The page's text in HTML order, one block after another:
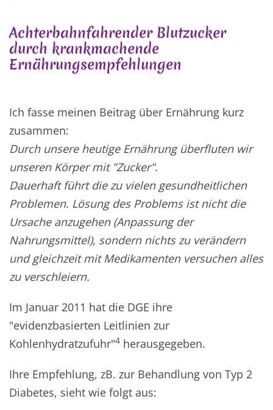
Achterbahnfahrender Blutzucker
durch krankmachende
Ernährungsempfehlungen
Ich fasse meinen Beitrag über Ernährung kurz
zusammen:
Durch unsere heutige Ernährung überfluten wir
unseren Körper mit "Zucker".
Dauerhaft führt die zu vielen gesundheitlichen
Problemen. Lösung des Problems ist nicht die
Ursache anzugehen (Anpassung der
Nahrungsmittel), sondern nichts zu verändern
und gleichzeit mit Medikamenten versuchen alles
zu verschleiern.
Im Januar 2011 hat die DGE ihre
"evidenzbasierten Leitlinien zur
Kohlenhydratzufuhr"4 herausgegeben.
Ihre Empfehlung, zB. zur Behandlung von Typ 2
Diabetes, sieht wie folgt aus: